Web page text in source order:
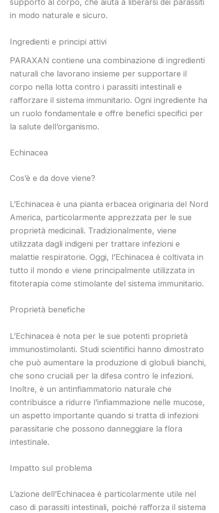
supporto al corpo, che aiuta a liberarsi dei parassiti
in modo naturale e sicuro.
Ingredienti e principi attivi
PARAXAN contiene una combinazione di ingredienti
naturali che lavorano insieme per supportare il
corpo nella lotta contro i parassiti intestinali e
rafforzare il sistema immunitario. Ogni ingrediente ha
un ruolo fondamentale e offre benefici specifici per
la salute dell’organismo.
Echinacea
Cos’è e da dove viene?
L’Echinacea è una pianta erbacea originaria del Nord
America, particolarmente apprezzata per le sue
proprietà medicinali. Tradizionalmente, viene
utilizzata dagli indigeni per trattare infezioni e
malattie respiratorie. Oggi, l’Echinacea è coltivata in
tutto il mondo e viene principalmente utilizzata in
fitoterapia come stimolante del sistema immunitario.
Proprietà benefiche
L’Echinacea è nota per le sue potenti proprietà
immunostimolanti. Studi scientifici hanno dimostrato
che può aumentare la produzione di globuli bianchi,
che sono cruciali per la difesa contro le infezioni.
Inoltre, è un antinfiammatorio naturale che
contribuisce a ridurre l’infiammazione nelle mucose,
un aspetto importante quando si tratta di infezioni
parassitarie che possono danneggiare la flora
intestinale.
Impatto sul problema
L’azione dell’Echinacea è particolarmente utile nel
caso di parassiti intestinali, poiché rafforza il sistema